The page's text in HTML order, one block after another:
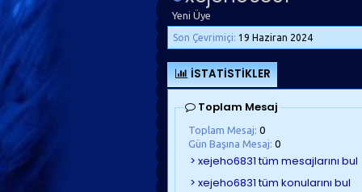
Yeni Üye
Son Çevrimiçi: 19 Haziran 2024
İSTATISTIKLER
Toplam Mesaj
Toplam Mesaj: 0
Gün Başına Mesaj: 0